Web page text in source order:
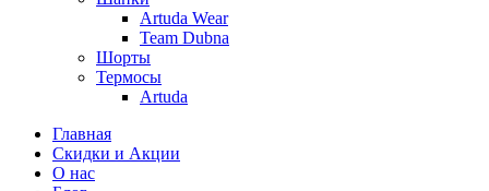
Artuda Wear
Team Dubna
Шорты
Термосы
Artuda
Главная
Скидки и Акции
О нас